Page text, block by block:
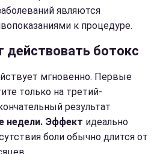
являются
к процедуре.
действовать ботокс
мгновенно. Первые
только на третий-
результат
недели. Эффект идеально
боли обычно длится от